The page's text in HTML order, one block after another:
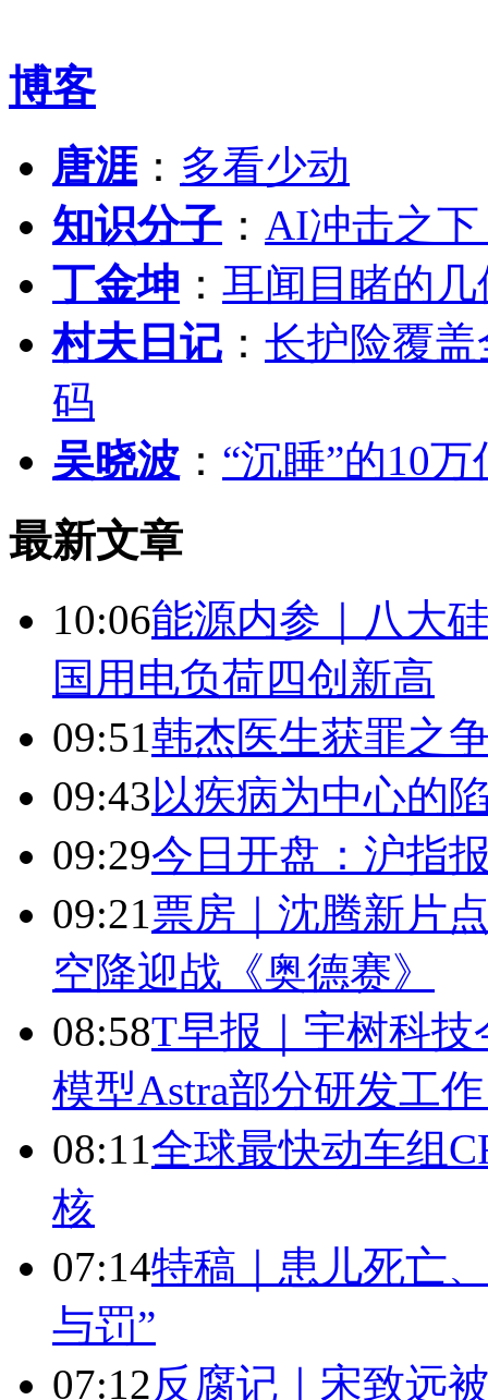
博客
唐涯： 多看少动
知识分子 ： AI冲击之
丁金坤 ： 耳闻目睹的
村夫日记 ： 长护险覆
码
吴晓波 ： “沉睡”的10
最新文章
10:06能源内参｜八大
国用电负荷四创新高
09:51韩杰医生获罪之
09:43以疾病为中心的
09:29今日开盘：沪指
09:21票房｜沈腾新片
空降迎战《奥德赛》
08:58T早报｜宇树科
模型Astra部分研发工
08:11全球最快动车组
核
07:14特稿｜患儿死亡
与罚”
07:12反腐记｜宋致远